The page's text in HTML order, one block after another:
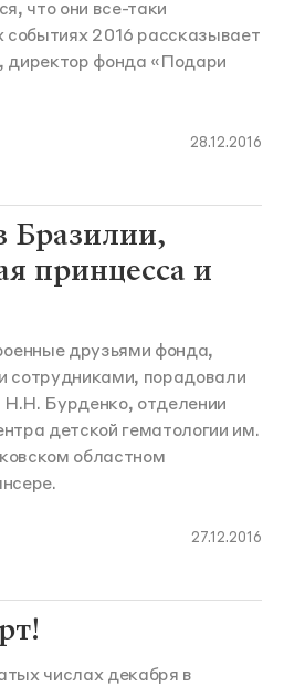
что они все-таки
событиях 2016 рассказывает
директор фонда «Подари
28.12.2016
Бразилии,
принцесса и
друзьями фонда,
сотрудниками, порадовали
Н.Н. Бурденко, отделении
детской гематологии им.
областном
27.12.2016
числах декабря в